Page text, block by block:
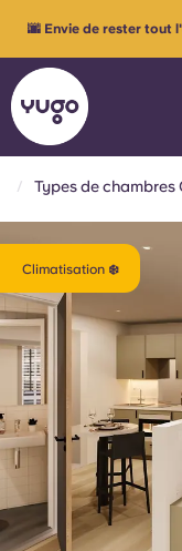
Lieux
Compte
🌆 Envie de rester tout
Types de chambres
Climatisation ❄️